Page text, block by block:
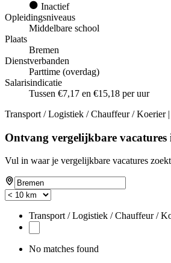
Inactief
Opleidingsniveaus
Middelbare school
Plaats
Bremen
Dienstverbanden
Parttime (overdag)
Salarisindicatie
Tussen €7,17 en €15,18 per uur
Transport / Logistiek / Chauffeur / Koerier
Ontvang vergelijkbare
Vul in waar je vergelijkbare vacatures
Transport / Logistiek / Chauffeur /
No matches found